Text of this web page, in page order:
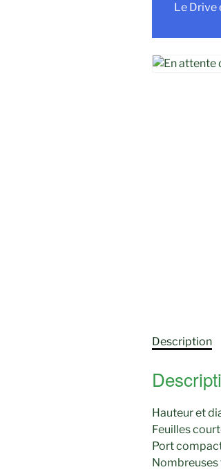
Le Drive
Description
Hauteur et
Feuilles
Port
Nombreuses